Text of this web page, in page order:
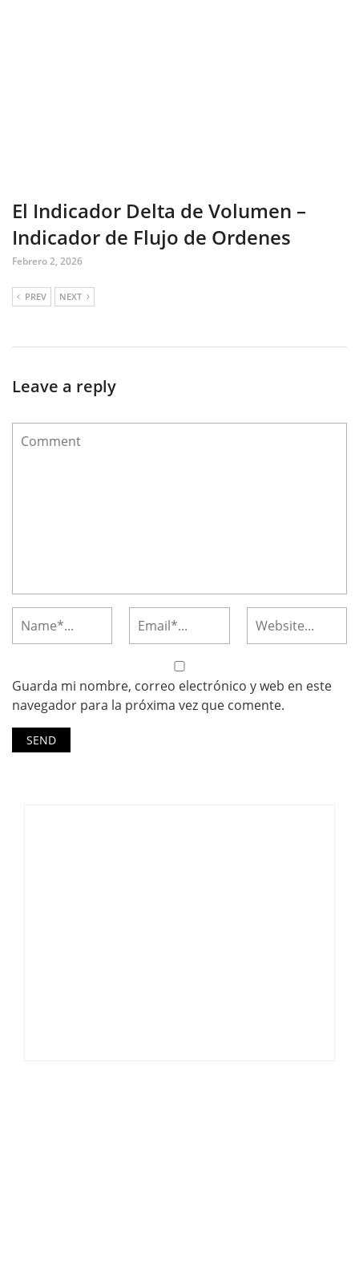
El Indicador Delta de Volumen –
Indicador de Flujo de Ordenes
Febrero 2, 2026
PREV NEXT
Leave a reply
Guarda mi nombre, correo electrónico y web en este
navegador para la próxima vez que comente.